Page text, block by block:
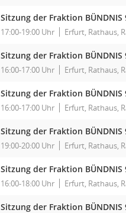
Sitzung der Fraktion BÜNDNIS
17:00-19:00 Uhr Erfurt, Rathaus,
Sitzung der Fraktion BÜNDNIS
16:00-17:00 Uhr Erfurt, Rathaus,
Sitzung der Fraktion BÜNDNIS
16:00-17:00 Uhr Erfurt, Rathaus,
Sitzung der Fraktion BÜNDNIS
19:00-20:00 Uhr Erfurt, Rathaus,
Sitzung der Fraktion BÜNDNIS
16:00-18:00 Uhr Erfurt, Rathaus,
Sitzung der Fraktion BÜNDNIS